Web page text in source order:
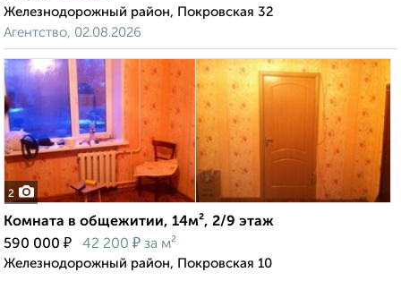
Железнодорожный район, Покровская 32
Агентство, 02.08.2026
2
Комната в общежитии, 14м², 2/9 этаж
590 000 ₽ 42 200 ₽ за м²
Железнодорожный район, Покровская 10